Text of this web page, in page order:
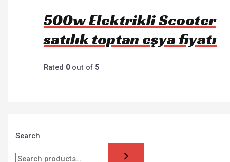
Search
500w Elektrikli Scooter
satılık toptan eşya fiyatı
Rated 0out of 5